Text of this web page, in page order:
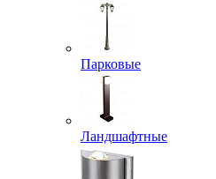
Парковые
Ландшафтные